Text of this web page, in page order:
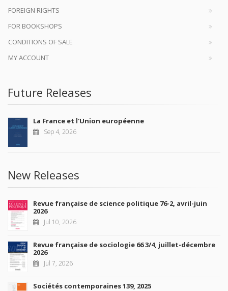
FOREIGN RIGHTS
FOR BOOKSHOPS
CONDITIONS OF SALE
MY ACCOUNT
Future Releases
La France et l'Union européenne
Sep 4, 2026
New Releases
Revue française de science politique 76-2, avril-juin
2026
Jul 10, 2026
Revue française de sociologie 66 3/4, juillet-décembre
2026
Jul 7, 2026
Sociétés contemporaines 139, 2025